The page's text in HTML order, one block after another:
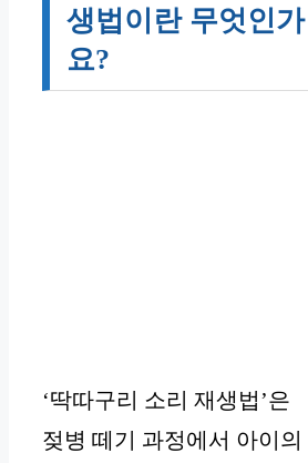
생법이란 무엇인가
요?
‘딱따구리 소리 재생법’은
젖병 떼기 과정에서 아이의